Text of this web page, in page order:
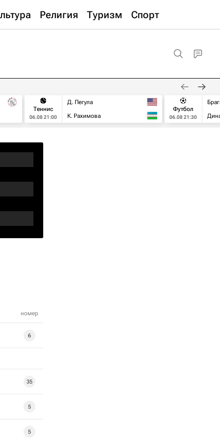
Религия Туризм Спорт
Теннис
06.08 21:00
Д. Пегула
К. Рахимова
Футбол
06.08 21:30
номер
6
35
5
5